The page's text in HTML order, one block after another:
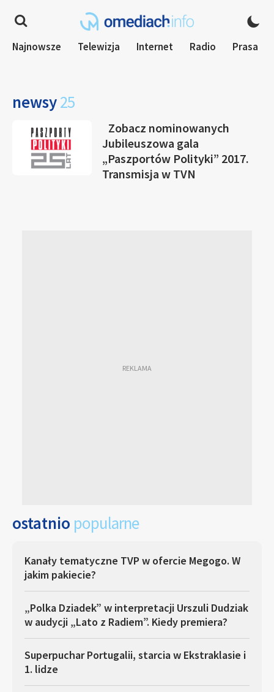
Najnowsze Telewizja Internet Radio Prasa
newsy25
Zobacz nominowanych
Jubileuszowa gala
„Paszportów Polityki” 2017.
Transmisja w TVN
ostatnio popularne
Kanały tematyczne TVP w ofercie Megogo. W
jakim pakiecie?
„Polka Dziadek” w interpretacji Urszuli Dudziak
w audycji „Lato z Radiem”. Kiedy premiera?
Superpuchar Portugalii, starcia w Ekstraklasie i
1. lidze